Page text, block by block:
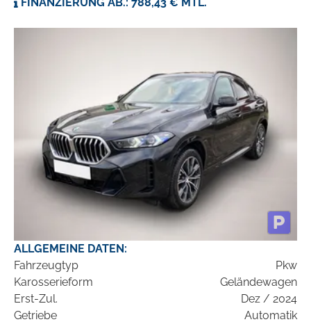
ALLGEMEINE DATEN:
Fahrzeugtyp
Pkw
Karosserieform
Geländewagen
Erst-Zul.
Dez / 2024
Getriebe
Automatik